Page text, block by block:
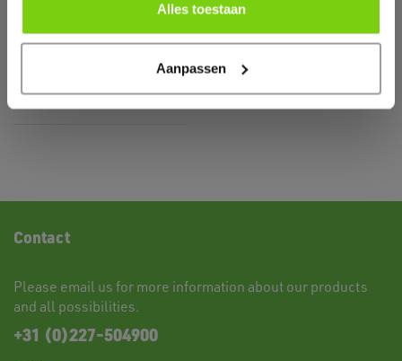
Alles toestaan
Aanpassen
BIKEWEAR
SHORTS
Contact
Please email us for more information about our products
and all possibilities.
+31 (0)227-504900